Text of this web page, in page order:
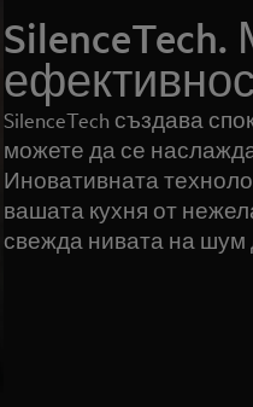
SilenceTech създава
можете да се
Иновативната
вашата кухня от
свежда нивата на шум